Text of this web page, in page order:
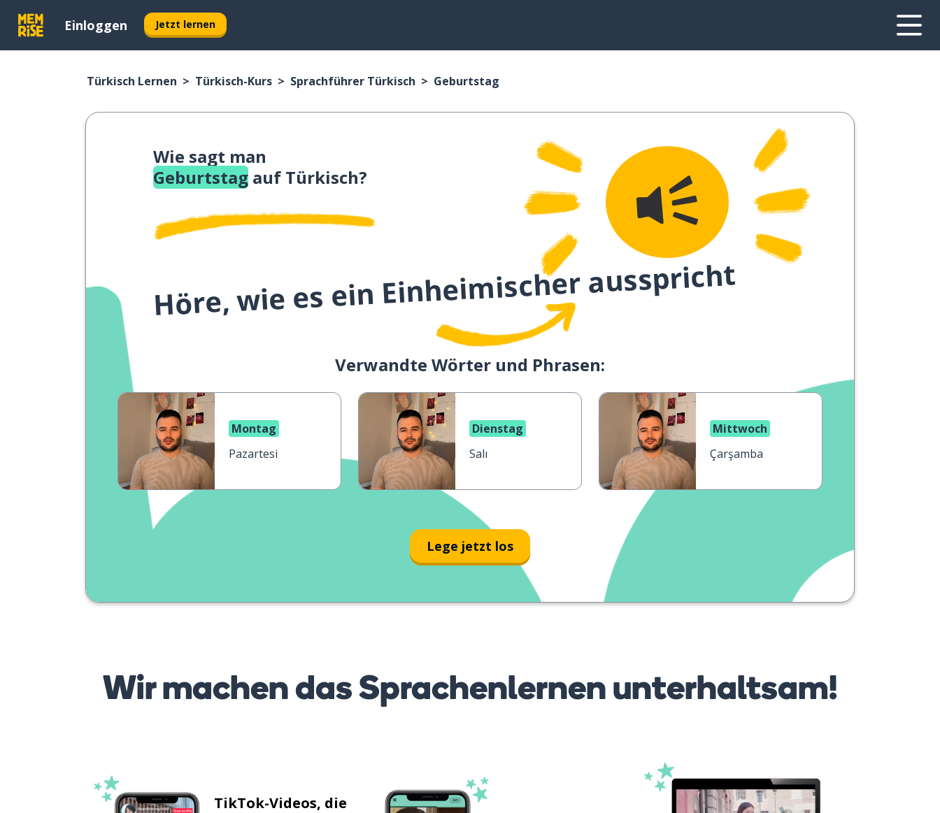
Einloggen Jetzt lernen
Türkisch Lernen Türkisch-Kurs Sprachführer Türkisch Geburtstag
Wie sagt man
Geburtstag auf Türkisch?
Höre, wie es ein Einheimischer ausspricht
Verwandte Wörter und Phrasen:
Montag
Pazartesi
Dienstag
Salı
Mittwoch
Çarşamba
Lege jetzt los
Wir machen das Sprachenlernen unterhaltsam!
TikTok-Videos, die